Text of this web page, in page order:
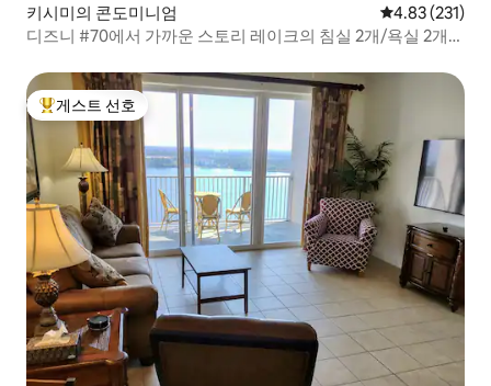
키시미의 콘도미니엄 평점 4.83점(5
4.83 (231)
디즈니 #70에서 가까운 스토리 레이크의 침실 2개/욕실 2개
상위 게스트 선호
게스트 선호